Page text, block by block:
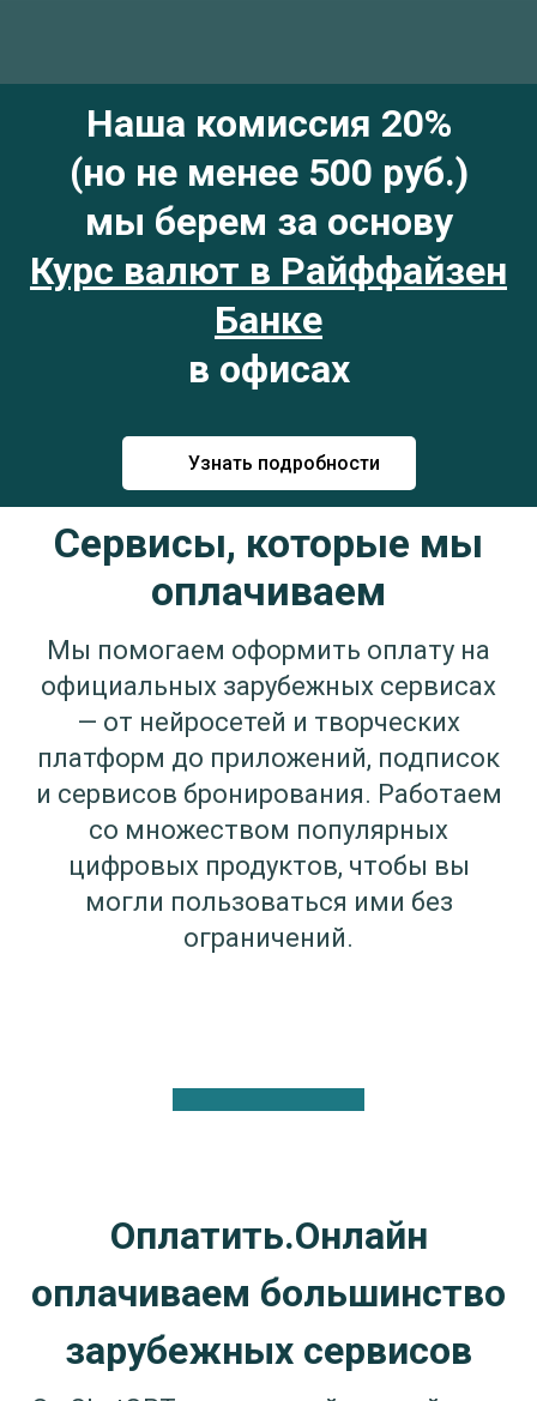
Наша комиссия 20%
(но не менее 500 руб.)
мы берем за основу
Курс валют в Райффайзен
Банке
в офисах
Узнать подробности
Сервисы, которые мы
оплачиваем
Мы помогаем оформить оплату на
официальных зарубежных сервисах
— от нейросетей и творческих
платформ до приложений, подписок
и сервисов бронирования. Работаем
со множеством популярных
цифровых продуктов, чтобы вы
могли пользоваться ими без
ограничений.
Оплатить.Онлайн
оплачиваем большинство
зарубежных сервисов